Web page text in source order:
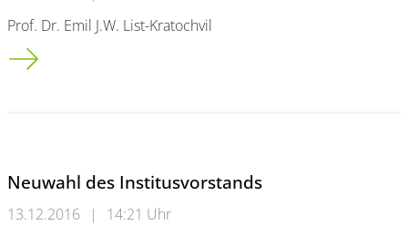
Prof. Dr. Emil J.W. List-Kratochvil
IZ4 - Kolloquium
Neuwahl des Institusvorstands
13.12.2016 | 14:21 Uhr